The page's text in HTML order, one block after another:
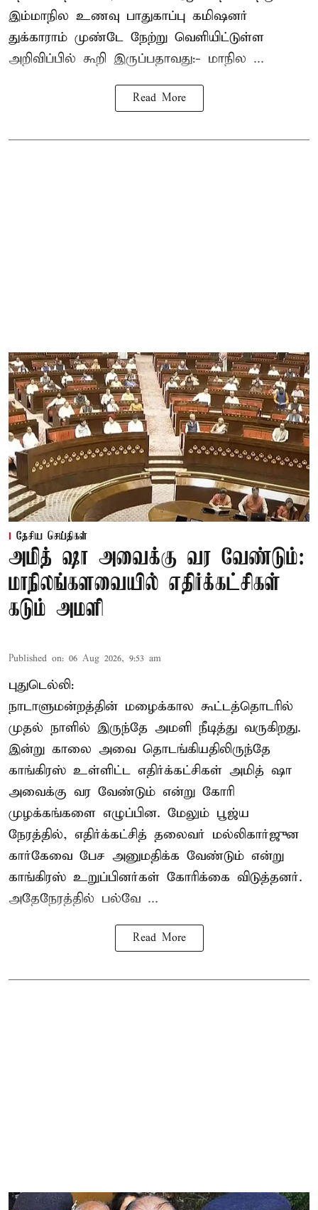
இம்மாநில உணவு பாதுகாப்பு கமிஷனர்
துக்காராம் முண்டே நேற்று வெளியிட்டுள்ள
அறிவிப்பில் கூறி இருப்பதாவது:- மாநில ...
Read More
தேசிய செய்திகள்
அமித் ஷா அவைக்கு வர வேண்டும்:
மாநிலங்களவையில் எதிர்க்கட்சிகள்
கடும் அமளி
Published on: 06 Aug 2026, 9:53 am
புதுடெல்லி:
நாடாளுமன்றத்தின் மழைக்கால கூட்டத்தொடரில்
முதல் நாளில் இருந்தே அமளி நீடித்து வருகிறது.
இன்று காலை அவை தொடங்கியதிலிருந்தே
காங்கிரஸ் உள்ளிட்ட எதிர்க்கட்சிகள் அமித் ஷா
அவைக்கு வர வேண்டும் என்று கோரி
முழக்கங்களை எழுப்பின. மேலும் பூஜ்ய
நேரத்தில், எதிர்க்கட்சித் தலைவர் மல்லிகார்ஜுன
கார்கேவை பேச அனுமதிக்க வேண்டும் என்று
காங்கிரஸ் உறுப்பினர்கள் கோரிக்கை விடுத்தனர்.
அதேநேரத்தில் பல்வே ...
Read More